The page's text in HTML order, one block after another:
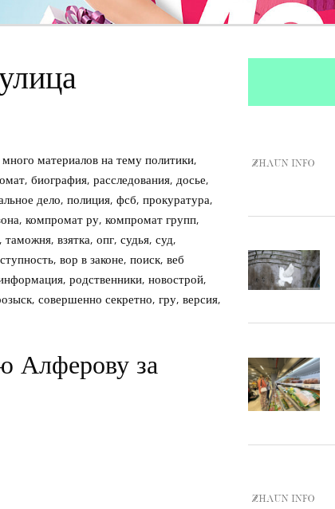
материалов на тему политики,
биография, расследования, досье,
дело, полиция, фсб, прокуратура,
компромат ру, компромат групп,
взятка, опг, судья, суд,
вор в законе, поиск, веб
родственники, новострой,
совершенно секретно, гру, версия,
Алферову за